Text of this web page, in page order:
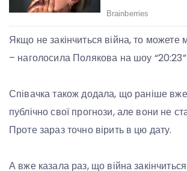
Якщо не закінчиться війна, то можете
– наголосила Полякова на шоу
Співачка також додала, що раніше
публічно свої прогнози, але вони не
Проте зараз точно вірить в цю дату.
А вже казала раз, що війна